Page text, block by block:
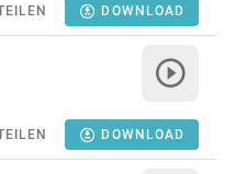
DOWNLOAD
DOWNLOAD